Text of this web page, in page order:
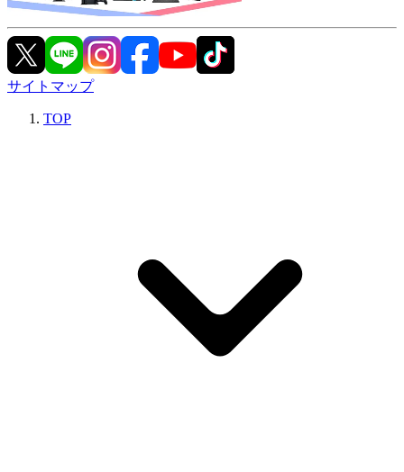
サイトマップ
TOP